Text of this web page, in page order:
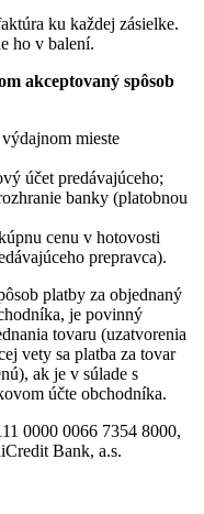
ku každej zásielke.
ho v balení.
akceptovaný spôsob
mieste
účet predávajúceho;
banky (platobnou
cenu v hotovosti
prepravca).
platby za objednaný
je povinný
tovaru (uzatvorenia
vety sa platba za tovar
ak je v súlade s
účte obchodníka.
0000 0066 7354 8000,
Bank, a.s.